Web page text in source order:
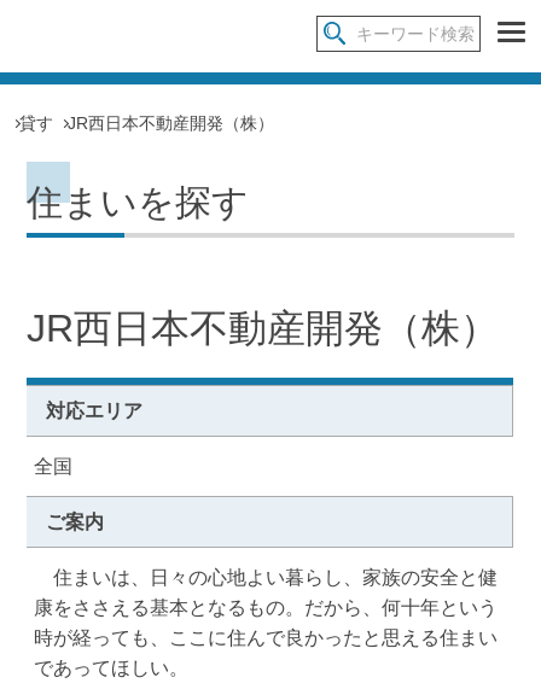
貸す JR西日本不動産開発（株）
住まいを探す
JR西日本不動産開発（株）
対応エリア
全国
ご案内
住まいは、日々の心地よい暮らし、家族の安全と健
康をささえる基本となるもの。だから、何十年という
時が経っても、ここに住んで良かったと思える住まい
であってほしい。